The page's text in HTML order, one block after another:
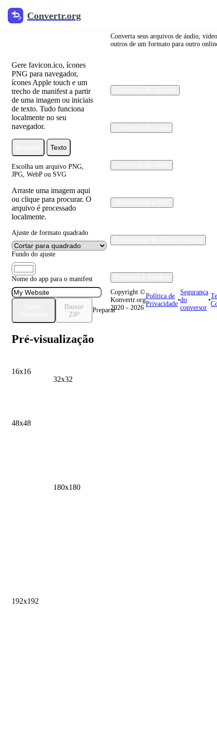
Convertr.org
Gerador de
Gere favicon.ico, ícones
PNG para navegador,
ícones Apple touch e um
trecho de manifest a partir
de uma imagem ou iniciais
de texto. Tudo funciona
localmente no seu
navegador.
Texto
Escolha um arquivo PNG,
JPG, WebP ou SVG
Arraste uma imagem aqui
ou clique para procurar. O
arquivo é processado
localmente.
Ajuste de formato quadrado
Fundo do ajuste
Nome do app para o manifest
Baixar
ZIP
Preparar
Pré-visualização
16x16
32x32
48x48
180x180
192x192
Converta seus arquivos de áudio,
outros de um formato para outro
Copyright ©
Konvertr.org
2020 - 2026
Política de
Privacidade
•
Segurança
do
conversor
•